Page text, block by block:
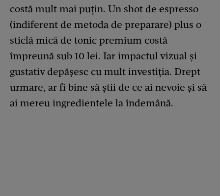
costă mult mai puțin. Un shot de espresso
(indiferent de metoda de preparare) plus o
sticlă mică de tonic premium costă
împreună sub 10 lei. Iar impactul vizual și
gustativ depășesc cu mult investiția. Drept
urmare, ar fi bine să știi de ce ai nevoie și să
ai mereu ingredientele la îndemână.